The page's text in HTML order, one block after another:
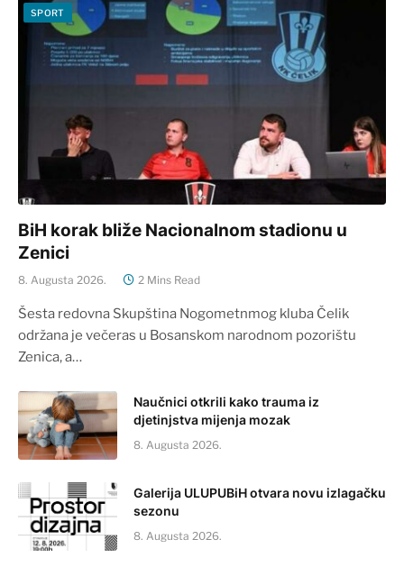
SPORT
BiH korak bliže Nacionalnom stadionu u
Zenici
8. Augusta 2026. 2 Mins Read
Šesta redovna Skupština Nogometnmog kluba Čelik
održana je večeras u Bosanskom narodnom pozorištu
Zenica, a…
Naučnici otkrili kako trauma iz
djetinjstva mijenja mozak
8. Augusta 2026.
Galerija ULUPUBiH otvara novu izlagačku
sezonu
8. Augusta 2026.